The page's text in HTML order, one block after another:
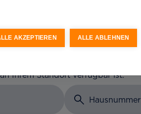
Ihrem Standort verfügbar ist.
Hausnummer
AKZEPTIEREN ALLE ABLEHNEN